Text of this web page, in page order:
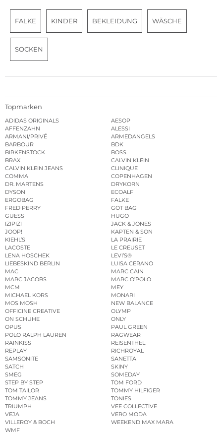
FALKE KINDER BEKLEIDUNG WÄSCHE
SOCKEN
Topmarken
ADIDAS ORIGINALS
AESOP
AFFENZAHN
ALESSI
ARMANI/PRIVÉ
ARMEDANGELS
BARBOUR
BDK
BIRKENSTOCK
BOSS
BRAX
CALVIN KLEIN
CALVIN KLEIN JEANS
CLINIQUE
COMMA
COPENHAGEN
DR. MARTENS
DRYKORN
DYSON
ECOALF
ERGOBAG
FALKE
FRED PERRY
GOT BAG
GUESS
HUGO
IZIPIZI
JACK & JONES
JOOP!
KAPTEN & SON
KIEHL’S
LA PRAIRIE
LACOSTE
LE CREUSET
LENA HOSCHEK
LEVI’S®
LIEBESKIND BERLIN
LUISA CERANO
MAC
MARC CAIN
MARC JACOBS
MARC O’POLO
MCM
MEY
MICHAEL KORS
MONARI
MOS MOSH
NEW BALANCE
OFFICINE CREATIVE
OLYMP
ON SCHUHE
ONLY
OPUS
PAUL GREEN
POLO RALPH LAUREN
RAGWEAR
RAINKISS
REISENTHEL
REPLAY
RICHROYAL
SAMSONITE
SANETTA
SATCH
SKINY
SMEG
SOMEDAY
STEP BY STEP
TOM FORD
TOM TAILOR
TOMMY HILFIGER
TOMMY JEANS
TONIES
TRIUMPH
VEE COLLECTIVE
VEJA
VERO MODA
VILLEROY & BOCH
WEEKEND MAX MARA
WMF